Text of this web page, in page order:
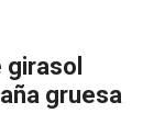
girasol
gruesa